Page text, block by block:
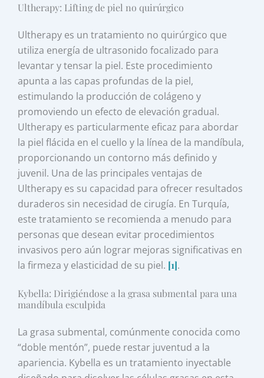
Ultherapy: Lifting de piel no quirúrgico
Ultherapy es un tratamiento no quirúrgico que
utiliza energía de ultrasonido focalizado para
levantar y tensar la piel. Este procedimiento
apunta a las capas profundas de la piel,
estimulando la producción de colágeno y
promoviendo un efecto de elevación gradual.
Ultherapy es particularmente eficaz para abordar
la piel flácida en el cuello y la línea de la mandíbula,
proporcionando un contorno más definido y
juvenil. Una de las principales ventajas de
Ultherapy es su capacidad para ofrecer resultados
duraderos sin necesidad de cirugía. En Turquía,
este tratamiento se recomienda a menudo para
personas que desean evitar procedimientos
invasivos pero aún lograr mejoras significativas en
la firmeza y elasticidad de su piel. [1].
Kybella: Dirigiéndose a la grasa submental para una
mandíbula esculpida
La grasa submental, comúnmente conocida como
“doble mentón”, puede restar juventud a la
apariencia. Kybella es un tratamiento inyectable